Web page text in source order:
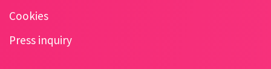
Cookies
Press inquiry